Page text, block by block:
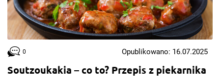
Soutzoukakia – co to? Przepis z piekarnika
0 Opublikowano: 16.07.2025